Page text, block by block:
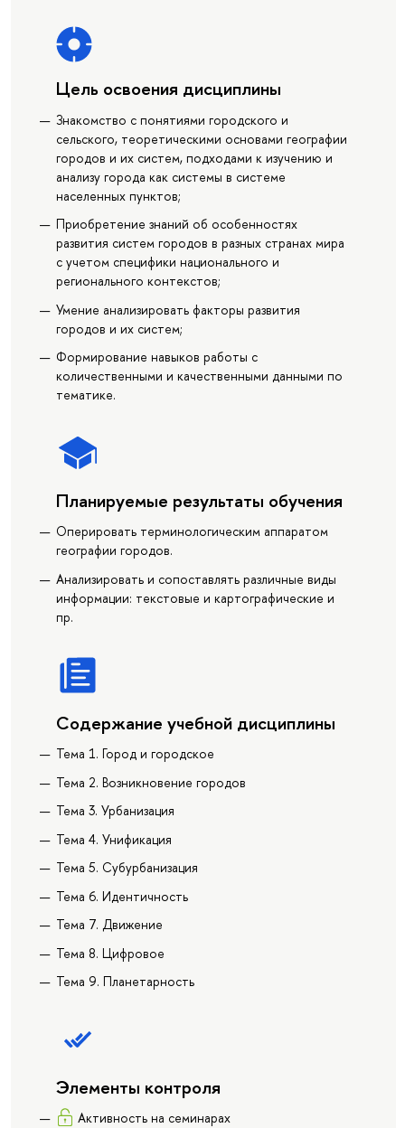
Цель освоения дисциплины
Знакомство с понятиями городского и
сельского, теоретическими основами географии
городов и их систем, подходами к изучению и
анализу города как системы в системе
населенных пунктов;
Приобретение знаний об особенностях
развития систем городов в разных странах мира
с учетом специфики национального и
регионального контекстов;
Умение анализировать факторы развития
городов и их систем;
Формирование навыков работы с
количественными и качественными данными по
тематике.
Планируемые результаты обучения
Оперировать терминологическим аппаратом
географии городов.
Анализировать и сопоставлять различные виды
информации: текстовые и картографические и
пр.
Содержание учебной дисциплины
Тема 1. Город и городское
Тема 2. Возникновение городов
Тема 3. Урбанизация
Тема 4. Унификация
Тема 5. Субурбанизация
Тема 6. Идентичность
Тема 7. Движение
Тема 8. Цифровое
Тема 9. Планетарность
Элементы контроля
Активность на семинарах